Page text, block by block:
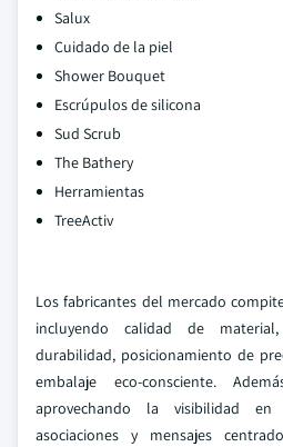
Salux
Cuidado de la piel
Shower Bouquet
Escrúpulos de silicona
Sud Scrub
The Bathery
Herramientas
TreeActiv
Los fabricantes del mercado
incluyendo calidad de
durabilidad, posicionamiento de
embalaje eco-consciente.
aprovechando la visibilidad
asociaciones y mensajes